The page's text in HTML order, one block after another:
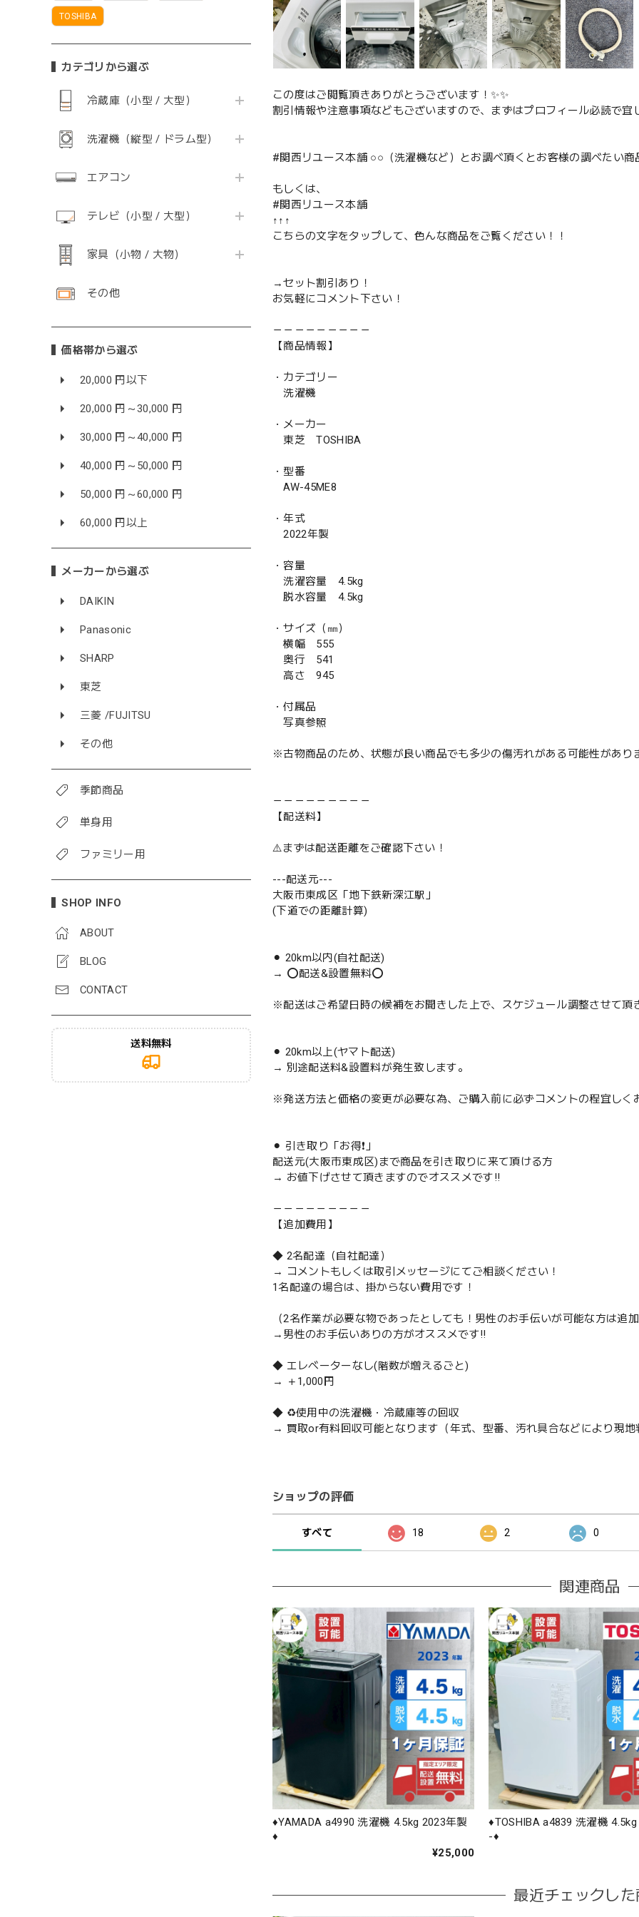
TOSHIBA
カテゴリから選ぶ
冷蔵庫（小型 / 大型）
洗濯機（縦型 / ドラム型）
エアコン
テレビ（小型 / 大型）
家具（小物 / 大物）
その他
価格帯から選ぶ
20,000 円以下
20,000 円～30,000 円
30,000 円～40,000 円
40,000 円～50,000 円
50,000 円～60,000 円
60,000 円以上
メーカーから選ぶ
DAIKIN
Panasonic
SHARP
東芝
三菱 /FUJITSU
その他
季節商品
単身用
ファミリー用
SHOP INFO
ABOUT
BLOG
CONTACT
送料無料
この度はご閲覧頂きありがとうございます！✨✨
割引情報や注意事項などもございますので、まずはプロフィール必読で宜
#関西リユース本舗 ○○（洗濯機など）とお調べ頂くとお客様の調べたい商
もしくは、
#関西リユース本舗
↑↑↑
こちらの文字をタップして、色んな商品をご覧ください！！
→セット割引あり！
お気軽にコメント下さい！
－－－－－－－－－
【商品情報】
・カテゴリー
洗濯機
・メーカー
東芝 TOSHIBA
・型番
AW-45ME8
・年式
2022年製
・容量
洗濯容量 4.5kg
脱水容量 4.5kg
・サイズ（㎜）
横幅 555
奥行 541
高さ 945
・付属品
写真参照
※古物商品のため、状態が良い商品でも多少の傷汚れがある可能性があり
－－－－－－－－－
【配送料】
⚠️まずは配送距離をご確認下さい！
---配送元---
大阪市東成区「地下鉄新深江駅」
(下道での距離計算)
⚫︎ 20km以内(自社配送)
→ ⭕️配送&設置無料⭕️
※配送はご希望日時の候補をお聞きした上で、スケジュール調整させて頂
⚫︎ 20km以上(ヤマト配送)
→ 別途配送料&設置料が発生致します。
※発送方法と価格の変更が必要な為、ご購入前に必ずコメントの程宜しく
⚫︎ 引き取り「お得❗️」
配送元(大阪市東成区)まで商品を引き取りに来て頂ける方
→ お値下げさせて頂きますのでオススメです‼️
－－－－－－－－－
【追加費用】
◆ 2名配達（自社配達）
→ コメントもしくは取引メッセージにてご相談ください！
1名配達の場合は、掛からない費用です！
（2名作業が必要な物であったとしても！男性のお手伝いが可能な方は追
→男性のお手伝いありの方がオススメです‼️
◆ エレベーターなし(階数が増えるごと)
→ ＋1,000円
◆ ♻️使用中の洗濯機・冷蔵庫等の回収
→ 買取or有料回収可能となります（年式、型番、汚れ具合などにより現地
ショップの評価
すべて 18 2 0
関連商品
♦️YAMADA a4990 洗濯機 4.5kg 2023年製
♦️
¥25,000
♦️TOSHIBA a4839 洗濯機
-♦️
最近チェックした